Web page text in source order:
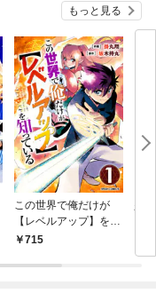
もっと見る
この世界で俺だけが
【レベルアップ】を知
っている1巻
715